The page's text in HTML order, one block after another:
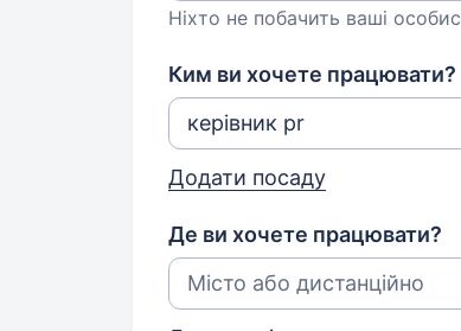
Ніхто не побачить ваші
Ким ви хочете працювати?
Додати посаду
Де ви хочете працювати?